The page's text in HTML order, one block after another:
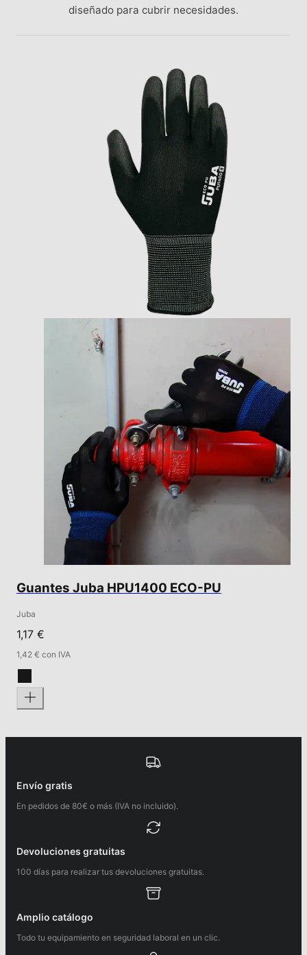
diseñado para cubrir necesidades.
Guantes Juba HPU1400 ECO-PU
Juba
1,17 €
1,42 € con IVA
Envío gratis
En pedidos de 80€ o más (IVA no incluido).
Devoluciones gratuitas
100 días para realizar tus devoluciones gratuitas.
Amplio catálogo
Todo tu equipamiento en seguridad laboral en un clic.